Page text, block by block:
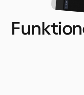
Automations